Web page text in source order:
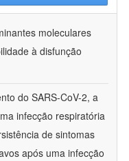
moleculares
à disfunção
do SARS-CoV-2, a
infecção respiratória
de sintomas
após uma infecção